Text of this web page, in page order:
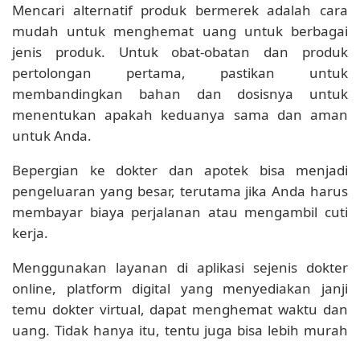
Mencari alternatif produk bermerek adalah cara
mudah untuk menghemat uang untuk berbagai
jenis produk. Untuk obat-obatan dan produk
pertolongan pertama, pastikan untuk
membandingkan bahan dan dosisnya untuk
menentukan apakah keduanya sama dan aman
untuk Anda.
Bepergian ke dokter dan apotek bisa menjadi
pengeluaran yang besar, terutama jika Anda harus
membayar biaya perjalanan atau mengambil cuti
kerja.
Menggunakan layanan di aplikasi sejenis dokter
online, platform digital yang menyediakan janji
temu dokter virtual, dapat menghemat waktu dan
uang. Tidak hanya itu, tentu juga bisa lebih murah